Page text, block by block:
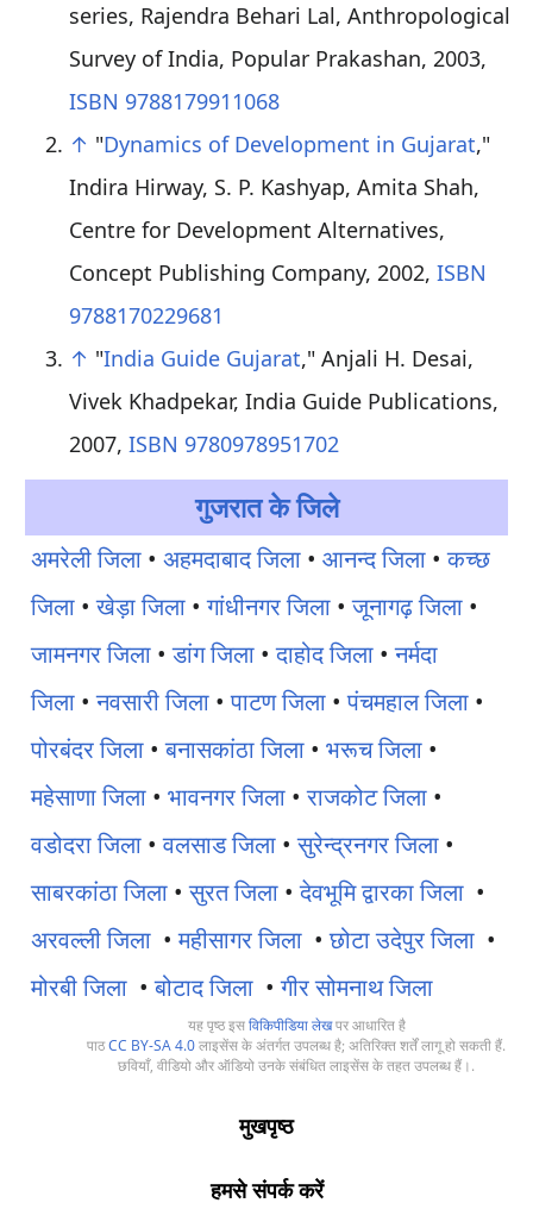
series, Rajendra Behari Lal, Anthropological
Survey of India, Popular Prakashan, 2003,
ISBN 9788179911068
↑ "Dynamics of Development in Gujarat,"
Indira Hirway, S. P. Kashyap, Amita Shah,
Centre for Development Alternatives,
Concept Publishing Company, 2002, ISBN
9788170229681
↑ "India Guide Gujarat," Anjali H. Desai,
Vivek Khadpekar, India Guide Publications,
2007, ISBN 9780978951702
गुजरात के जिले
अमरेली जिला • अहमदाबाद जिला • आनन्द जिला •कच्छ
जिला •खेड़ा जिला •गांधीनगर जिला •जूनागढ़ जिला •
जामनगर जिला •डांग जिला •दाहोद जिला •नर्मदा
जिला •नवसारी जिला •पाटण जिला •पंचमहाल जिला •
पोरबंदर जिला •बनासकांठा जिला • भरूच जिला •
महेसाणा जिला • भावनगर जिला •राजकोट जिला •
वडोदरा जिला •वलसाड जिला •सुरेन्द्रनगर जिला •
साबरकांठा जिला •सुरत जिला •देवभूमि द्वारका जिला •
अरवल्ली जिला •महीसागर जिला •छोटा उदेपुर जिला •
मोरबी जिला •बोटाद जिला •गीर सोमनाथ जिला
यह पृष्ठ इसविकिपीडिया लेखपर आधारित है
पाठCC BY-SA 4.0लाइसेंस के अंतर्गत उपलब्ध है; अतिरिक्त शर्तें लागू हो सकती हैं.
छवियाँ, वीडियो और ऑडियो उनके संबंधित लाइसेंस के तहत उपलब्ध हैं।.
मुखपृष्ठ
हमसे संपर्क करें